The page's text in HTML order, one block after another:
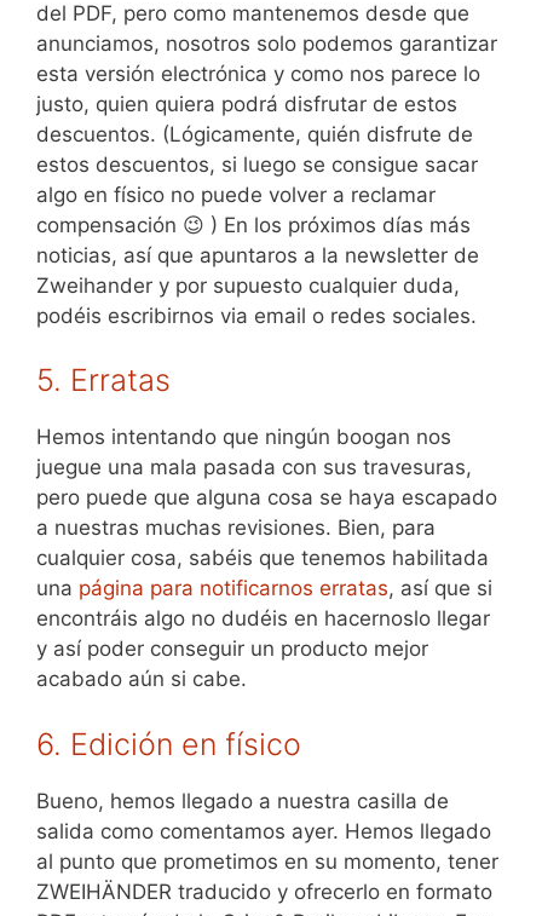
del PDF, pero como mantenemos desde que
anunciamos, nosotros solo podemos garantizar
esta versión electrónica y como nos parece lo
justo, quien quiera podrá disfrutar de estos
descuentos. (Lógicamente, quién disfrute de
estos descuentos, si luego se consigue sacar
algo en físico no puede volver a reclamar
compensación 😉 ) En los próximos días más
noticias, así que apuntaros a la newsletter de
Zweihander y por supuesto cualquier duda,
podéis escribirnos via email o redes sociales.
5. Erratas
Hemos intentando que ningún boogan nos
juegue una mala pasada con sus travesuras,
pero puede que alguna cosa se haya escapado
a nuestras muchas revisiones. Bien, para
cualquier cosa, sabéis que tenemos habilitada
una página para notificarnos erratas, así que si
encontráis algo no dudéis en hacernoslo llegar
y así poder conseguir un producto mejor
acabado aún si cabe.
6. Edición en físico
Bueno, hemos llegado a nuestra casilla de
salida como comentamos ayer. Hemos llegado
al punto que prometimos en su momento, tener
ZWEIHÄNDER traducido y ofrecerlo en formato